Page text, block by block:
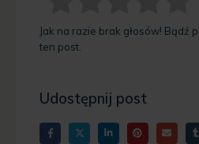
Jak na razie brak głosów! Bądź
ten post.
Udostępnij post